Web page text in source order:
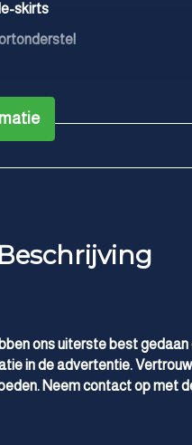
skirts
Beschrijving
ons uiterste best
in de advertentie.
Neem contact op met